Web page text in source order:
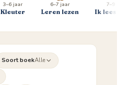
3–6 jaar
Kleuter
6–7 jaar
Leren lezen
7–9 jaar
Ik lees al
Soort boekAlle